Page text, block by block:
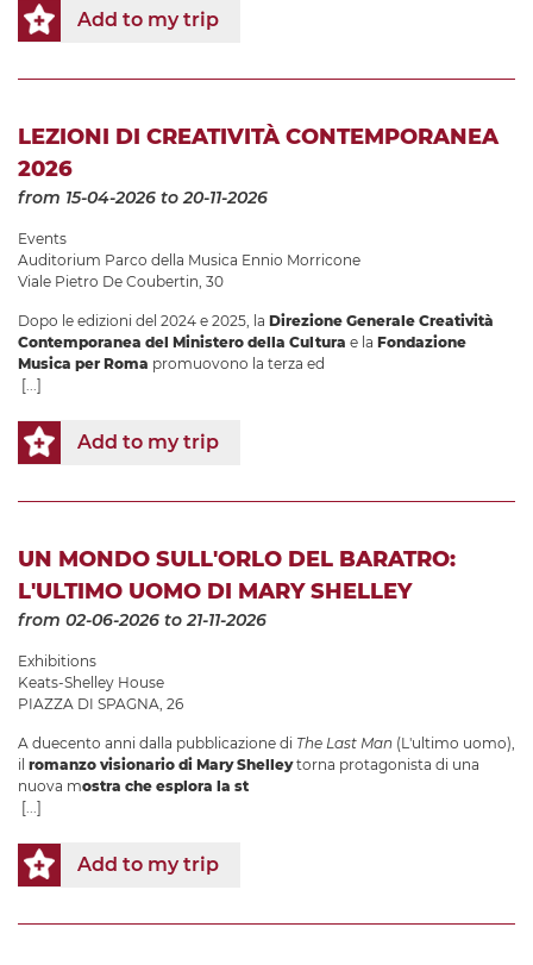
Add to my trip
LEZIONI DI CREATIVITÀ CONTEMPORANEA
2026
from 15-04-2026 to 20-11-2026
Events
Auditorium Parco della Musica Ennio Morricone
Viale Pietro De Coubertin, 30
Dopo le edizioni del 2024 e 2025, la Direzione Generale Creatività
Contemporanea del Ministero della Cultura e la Fondazione
Musica per Roma promuovono la terza ed
[...]
Add to my trip
UN MONDO SULL'ORLO DEL BARATRO:
L'ULTIMO UOMO DI MARY SHELLEY
from 02-06-2026 to 21-11-2026
Exhibitions
Keats-Shelley House
PIAZZA DI SPAGNA, 26
A duecento anni dalla pubblicazione di The Last Man (L'ultimo uomo),
il romanzo visionario di Mary Shelleytorna protagonista di una
nuova mostra che esplora la st
[...]
Add to my trip